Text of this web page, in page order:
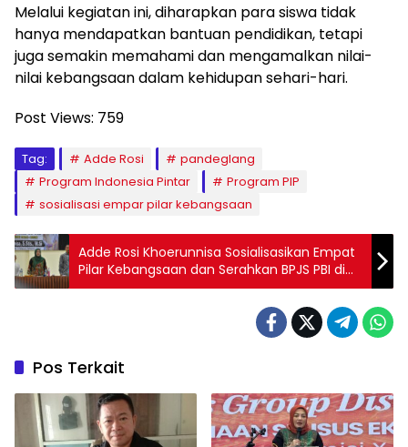
Melalui kegiatan ini, diharapkan para siswa tidak
hanya mendapatkan bantuan pendidikan, tetapi
juga semakin memahami dan mengamalkan nilai-
nilai kebangsaan dalam kehidupan sehari-hari.
Post Views: 759
Tag: Adde Rosi
pandeglang
Program Indonesia Pintar
Program PIP
sosialisasi empar pilar kebangsaan
Adde Rosi Khoerunnisa Sosialisasikan Empat
Pilar Kebangsaan dan Serahkan BPJS PBI di
Aula PKPRI Pandeglang
Pos Terkait